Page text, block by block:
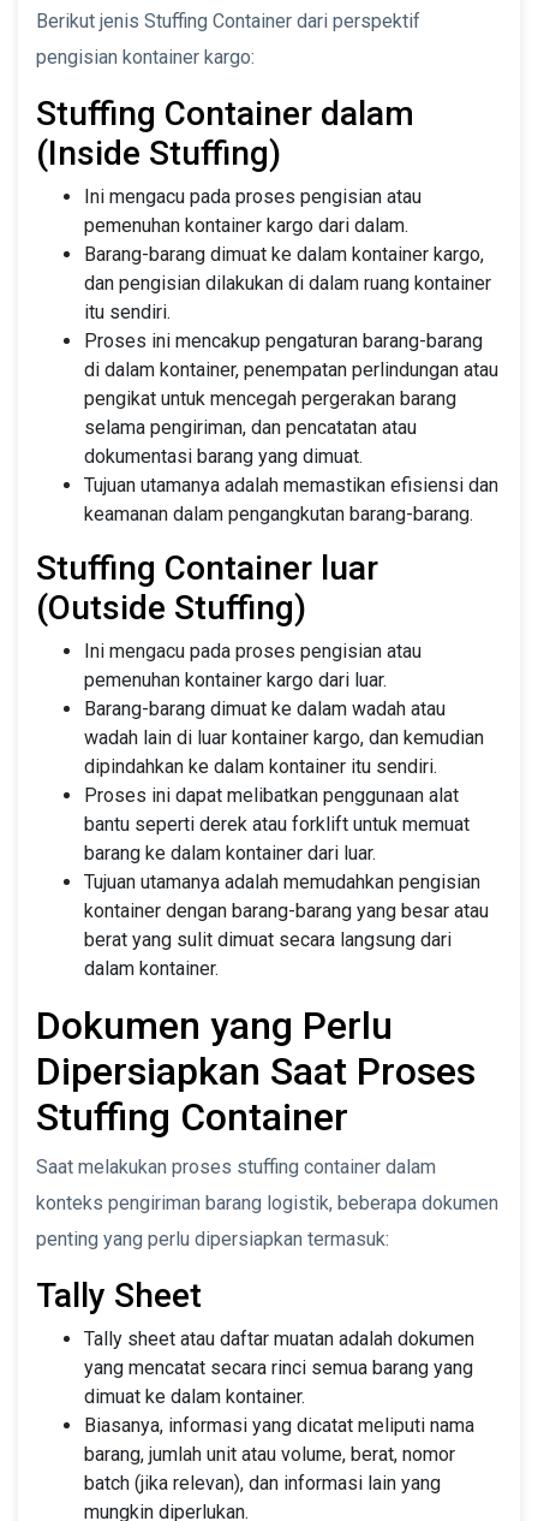
Berikut jenis Stuffing Container dari perspektif
pengisian kontainer kargo:
Stuffing Container dalam
(Inside Stuffing)
Ini mengacu pada proses pengisian atau
pemenuhan kontainer kargo dari dalam.
Barang-barang dimuat ke dalam kontainer kargo,
dan pengisian dilakukan di dalam ruang kontainer
itu sendiri.
Proses ini mencakup pengaturan barang-barang
di dalam kontainer, penempatan perlindungan atau
pengikat untuk mencegah pergerakan barang
selama pengiriman, dan pencatatan atau
dokumentasi barang yang dimuat.
Tujuan utamanya adalah memastikan efisiensi dan
keamanan dalam pengangkutan barang-barang.
Stuffing Container luar
(Outside Stuffing)
Ini mengacu pada proses pengisian atau
pemenuhan kontainer kargo dari luar.
Barang-barang dimuat ke dalam wadah atau
wadah lain di luar kontainer kargo, dan kemudian
dipindahkan ke dalam kontainer itu sendiri.
Proses ini dapat melibatkan penggunaan alat
bantu seperti derek atau forklift untuk memuat
barang ke dalam kontainer dari luar.
Tujuan utamanya adalah memudahkan pengisian
kontainer dengan barang-barang yang besar atau
berat yang sulit dimuat secara langsung dari
dalam kontainer.
Dokumen yang Perlu
Dipersiapkan Saat Proses
Stuffing Container
Saat melakukan proses stuffing container dalam
konteks pengiriman barang logistik, beberapa dokumen
penting yang perlu dipersiapkan termasuk:
Tally Sheet
Tally sheet atau daftar muatan adalah dokumen
yang mencatat secara rinci semua barang yang
dimuat ke dalam kontainer.
Biasanya, informasi yang dicatat meliputi nama
barang, jumlah unit atau volume, berat, nomor
batch (jika relevan), dan informasi lain yang
mungkin diperlukan.